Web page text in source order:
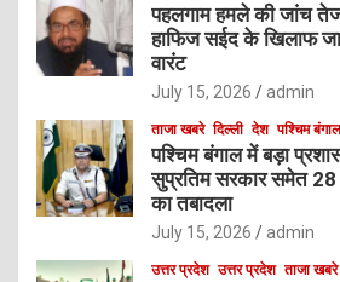
पहलगाम हमले की जांच
हाफिज सईद के खिलाफ
वारंट
July 15, 2026 admin
ताजा खबरे दिल्ली देश पश्चिम बंगाल
पश्चिम बंगाल में बड़ा
सुप्रतिम सरकार समेत 28
का तबादला
July 15, 2026 admin
उत्तर प्रदेश उत्तर प्रदेश ताजा खबरे